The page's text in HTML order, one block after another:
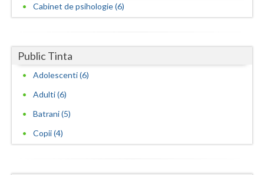
Cabinet de psihologie (6)
Public Tinta
Adolescenti (6)
Adulti (6)
Batrani (5)
Copii (4)